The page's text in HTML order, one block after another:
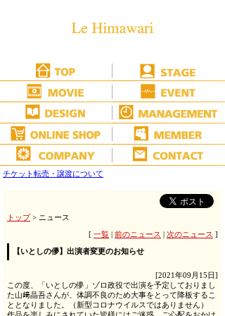
チケット転売・譲渡について
トップ> ニュース
[ 一覧 前のニュース 次のニュース ]
【いとしの儚】出演者変更のお知らせ
[2021年09月15日]
この度、「いとしの儚」ゾロ政役で出演を予定しておりまし
た山﨑晶吾さんが、体調不良のため大事をとって降板するこ
ととなりました。（新型コロナウイルスではありません）